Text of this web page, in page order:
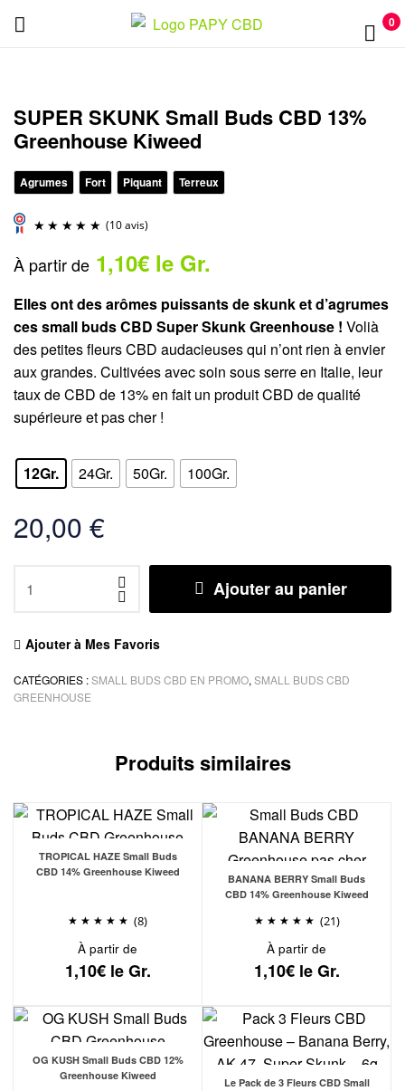
0
CBD
PAPY
SUPER SKUNK Small Buds CBD 13%
Greenhouse Kiweed
Agrumes Fort Piquant Terreux
(10 avis)
À partir de 1,10€ le Gr.
Elles ont des arômes puissants de skunk et d’agrumes
ces small buds CBD Super Skunk Greenhouse ! Volià
des petites fleurs CBD audacieuses qui n’ont rien à envier
aux grandes. Cultivées avec soin sous serre en Italie, leur
taux de CBD de 13% en fait un produit CBD de qualité
supérieure et pas cher !
12Gr. 24Gr. 50Gr. 100Gr.
20,00 €
Ajouter au panier
Ajouter à Mes Favoris
CATÉGORIES :SMALL BUDS CBD EN PROMO, SMALL BUDS CBD
GREENHOUSE
Produits similaires
TROPICAL HAZE Small Buds
CBD 14% Greenhouse Kiweed
(8)
À partir de
1,10€ le Gr.
BANANA BERRY Small Buds
CBD 14% Greenhouse Kiweed
(21)
À partir de
1,10€ le Gr.
OG KUSH Small Buds CBD 12%
Greenhouse Kiweed
Le Pack de 3 Fleurs CBD Small